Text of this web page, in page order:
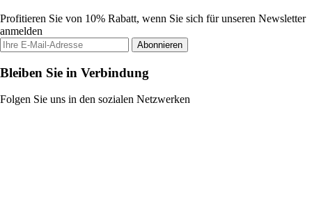
Profitieren Sie von 10% Rabatt, wenn Sie sich für unseren Newsletter
anmelden
Abonnieren
Bleiben Sie in Verbindung
Folgen Sie uns in den sozialen Netzwerken